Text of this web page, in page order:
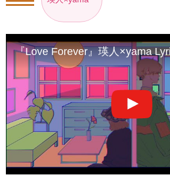
『Love Forever』瑛人×yama